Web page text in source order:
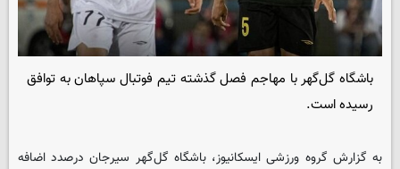
باشگاه گل‌گهر با مهاجم فصل گذشته تیم فوتبال سپاهان به توافق
رسیده است.
به گزارش گروه ورزشی ایسکانیوز، باشگاه گل‌گهر سیرجان درصدد اضافه